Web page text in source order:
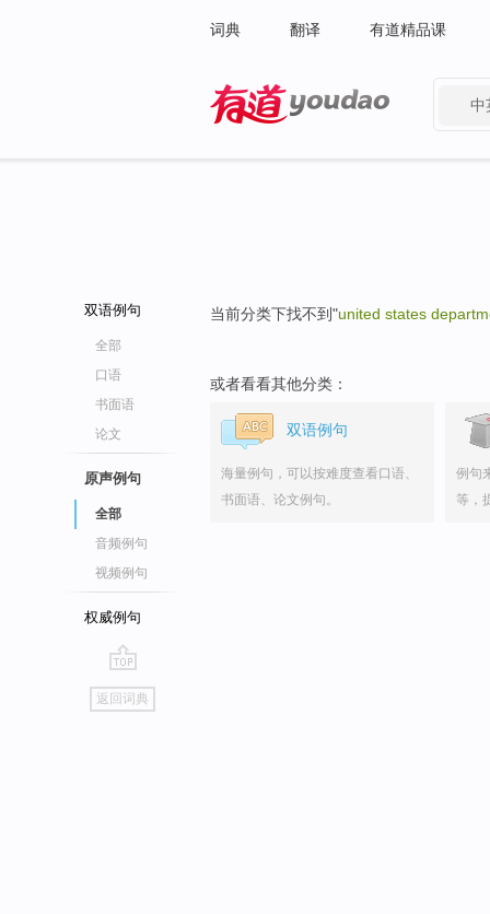
词典 翻译 有道精品课
中
双语例句
全部
口语
书面语
论文
原声例句
全部
音频例句
视频例句
权威例句
go
top
返回词典
当前分类下找不到"united states
或者看看其他分类：
双语例句
海量例句，可以按难度查看口语、
书面语、论文例句。
例句
等，